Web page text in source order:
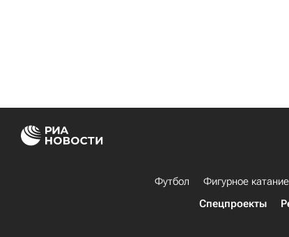
Футбол Фигурное катание
Спецпроекты